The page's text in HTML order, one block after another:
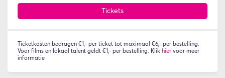
Tickets
Ticketkosten bedragen €1,- per ticket tot maximaal €6,- per bestelling.
Voor films en lokaal talent geldt €1,- per bestelling. Klik hier voor meer
informatie